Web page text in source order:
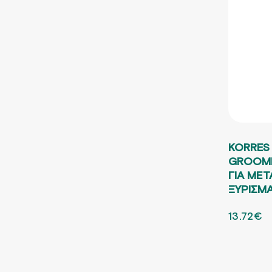
ΓΙΑ
13.72€